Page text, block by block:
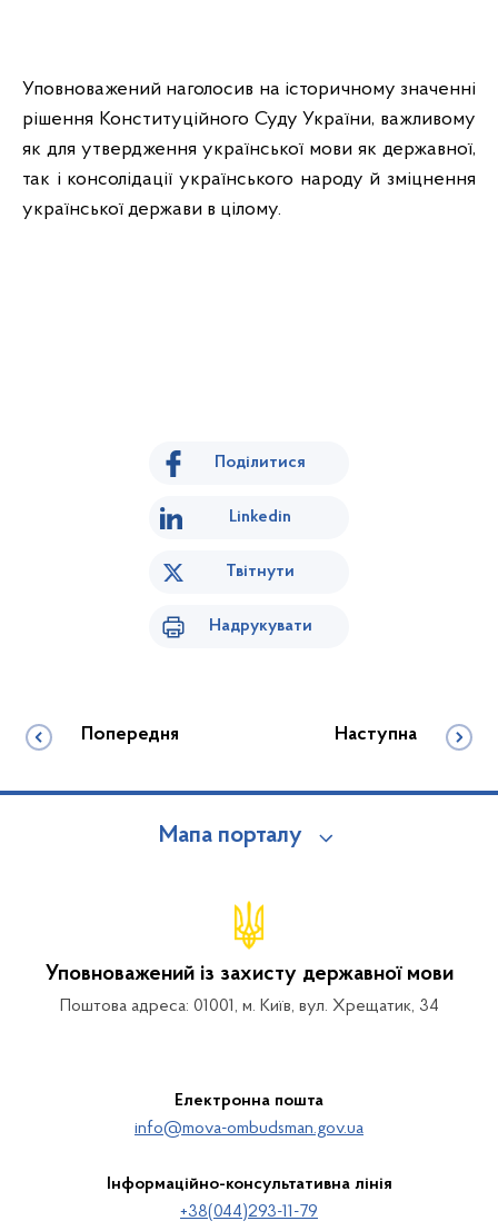
Уповноважений наголосив на історичному значенні
рішення Конституційного Суду України, важливому
як для утвердження української мови як державної,
так і консолідації українського народу й зміцнення
української держави в цілому.
Поділитися
Linkedin
Твітнути
Надрукувати
Попередня Наступна
Мапа порталу
Уповноважений із захисту державної мови
Поштова адреса: 01001, м. Київ, вул. Хрещатик, 34
Електронна пошта
info@mova-ombudsman.gov.ua
Інформаційно-консультативна лінія
+38(044)293-11-79